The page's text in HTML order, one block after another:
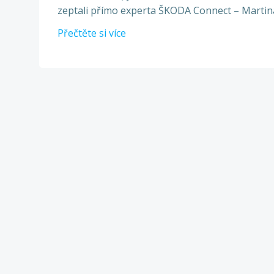
zeptali přímo experta ŠKODA Connect –
Přečtěte si více